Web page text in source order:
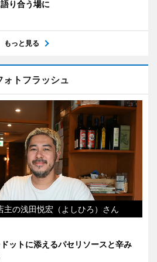
り合う場に
もっと見る
ォトフラッシュ
主の浅田悦宏（よしひろ）さん
ットに添えるパセリソースと辛み